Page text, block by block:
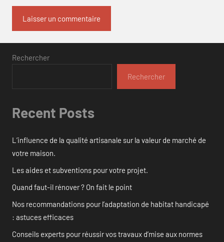
Rechercher
Rechercher
Recent Posts
L’influence de la qualité artisanale sur la valeur de marché de
votre maison.
Les aides et subventions pour votre projet.
Quand faut-il rénover ? On fait le point
Nos recommandations pour l’adaptation de habitat handicapé
: astuces efficaces
Conseils experts pour réussir vos travaux d’mise aux normes